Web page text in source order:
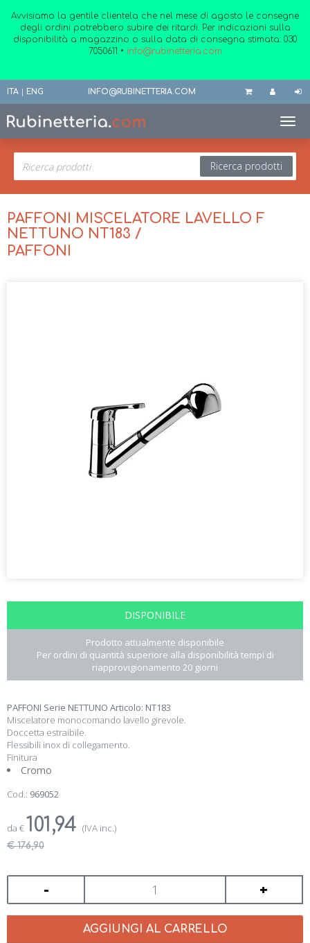
Avvisiamo la gentile clientela che nel mese di agosto le consegne
degli ordini potrebbero subire dei ritardi. Per indicazioni sulla
disponibilità a magazzino o sulla data di consegna stimata: 030
7050611 • info@rubinetteria.com
ITA | ENG INFO@RUBINETTERIA.COM
Ricerca prodotti
PAFFONI MISCELATORE LAVELLO F
NETTUNO NT183 /
PAFFONI
DISPONIBILE
Prodotto attualmente disponibile
Per ordini di quantità superiore alla disponibilità tempi di
riapprovigionamento 20 giorni
PAFFONI Serie NETTUNO Articolo: NT183
Miscelatore monocomando lavello girevole.
Doccetta estraibile.
Flessibili inox di collegamento.
Finitura
Cromo
Cod.: 969052
da €101,94 (IVA inc.)
€ 176,90
- +
AGGIUNGI AL CARRELLO